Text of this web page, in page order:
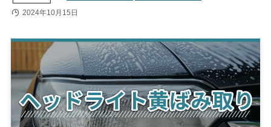
2024年10月15日